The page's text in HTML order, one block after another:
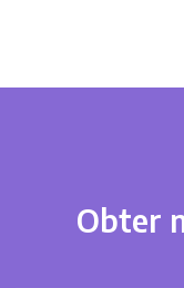
Obter